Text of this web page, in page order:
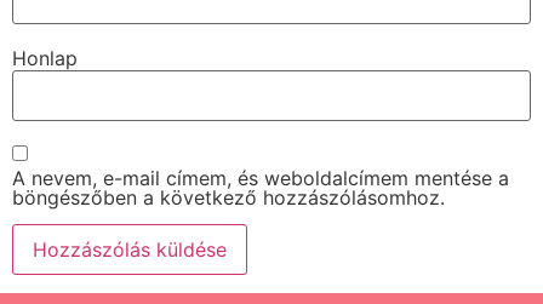
Honlap
A nevem, e-mail címem, és weboldalcímem mentése a
böngészőben a következő hozzászólásomhoz.